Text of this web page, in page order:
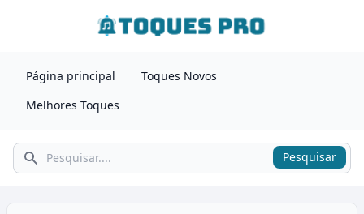
Página principal
Toques Novos
Melhores Toques
Pesquisar Pesquisar